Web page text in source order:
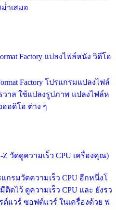
ำเสมอ
Factory แปลงไฟล์หนัง วิดีโอ
Factory โปรแกรมแปลงไฟล์
วาล ใช้แปลงรูปภาพ แปลงไฟล์ห
ออดิโอ ต่าง ๆ
Z วัดดูความเร็ว CPU เครื่องคุณ)
กรมวัดความเร็ว CPU อีกหนึ่งโ
ดไว้ ดูความเร็ว CPU และ ยังรว
แวร์ ซอฟต์แวร์ ในเครื่องด้วย ฟ